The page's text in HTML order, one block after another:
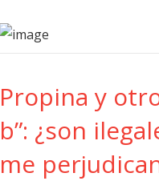
Propina y
b”: ¿son
me